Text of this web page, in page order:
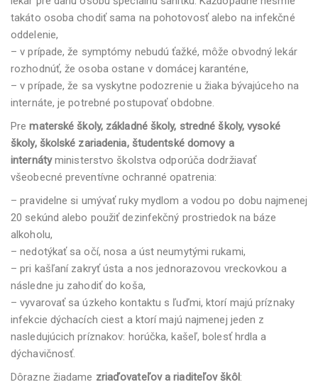
takáto osoba chodiť sama na pohotovosť alebo na infekčné
oddelenie,
– v prípade, že symptómy nebudú ťažké, môže obvodný lekár
rozhodnúť, že osoba ostane v domácej karanténe,
– v prípade, že sa vyskytne podozrenie u žiaka bývajúceho na
internáte, je potrebné postupovať obdobne.
Prematerské školy, základné školy, stredné školy, vysoké
školy, školské zariadenia, študentské domovy a
internátyministerstvo školstva odporúča dodržiavať
všeobecné preventívne ochranné opatrenia:
– pravidelne si umývať ruky mydlom a vodou po dobu najmenej
20 sekúnd alebo použiť dezinfekčný prostriedok na báze
alkoholu,
– nedotýkať sa očí, nosa a úst neumytými rukami,
– pri kašľaní zakryť ústa a nos jednorazovou vreckovkou a
následne ju zahodiť do koša,
– vyvarovať sa úzkeho kontaktu s ľuďmi, ktorí majú príznaky
infekcie dýchacích ciest a ktorí majú najmenej jeden z
nasledujúcich príznakov: horúčka, kašeľ, bolesť hrdla a
dýchavičnosť.
Dôrazne žiadame zriaďovateľov a riaditeľov škôl: